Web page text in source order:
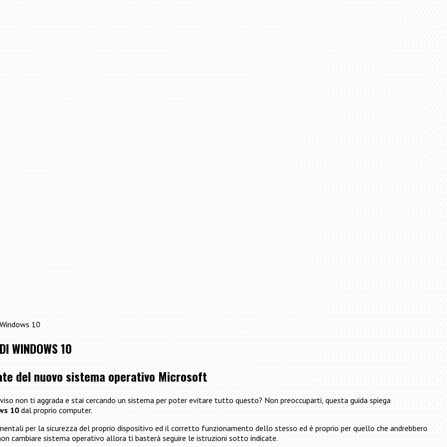
10
WINDOWS 10
del nuovo sistema operativo Microsoft
non ti aggrada e stai cercando un sistema per poter evitare tutto questo? Non preoccuparti, questa guida spiega
10dal proprio computer.
per la sicurezza del proprio dispositivo ed il corretto funzionamento dello stesso ed è proprio per quello che andrebbero
cambiare sistema operativo allora ti basterà seguire le istruzioni sotto indicate.